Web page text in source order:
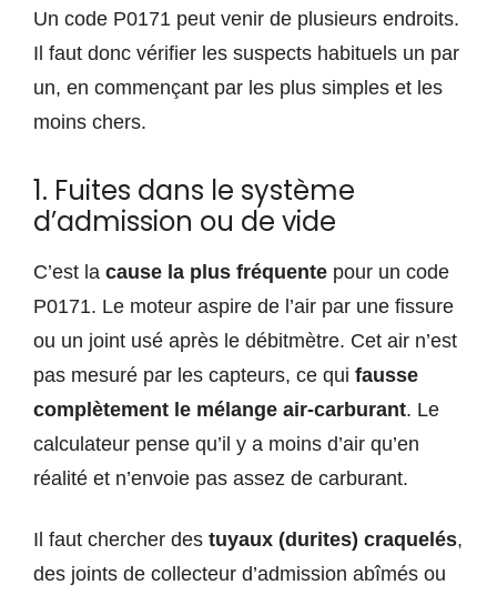
Un code P0171 peut venir de plusieurs endroits.
Il faut donc vérifier les suspects habituels un par
un, en commençant par les plus simples et les
moins chers.
1. Fuites dans le système
d’admission ou de vide
C’est la cause la plus fréquente pour un code
P0171. Le moteur aspire de l’air par une fissure
ou un joint usé après le débitmètre. Cet air n’est
pas mesuré par les capteurs, ce qui fausse
complètement le mélange air-carburant. Le
calculateur pense qu’il y a moins d’air qu’en
réalité et n’envoie pas assez de carburant.
Il faut chercher des tuyaux (durites) craquelés,
des joints de collecteur d’admission abîmés ou